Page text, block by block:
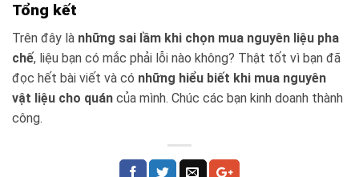
Tổng kết
Trên đây là những sai lầm khi chọn mua nguyên liệu pha
chế, liệu bạn có mắc phải lỗi nào không? Thật tốt vì bạn đã
đọc hết bài viết và có những hiểu biết khi mua nguyên
vật liệu cho quán của mình. Chúc các bạn kinh doanh thành
công.